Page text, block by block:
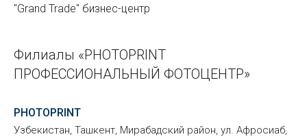
"Grand Trade" бизнес-центр
Филиалы «PHOTOPRINT
ПРОФЕССИОНАЛЬНЫЙ ФОТОЦЕНТР»
PHOTOPRINT
Узбекистан, Ташкент, Мирабадский район, ул. Афросиаб,